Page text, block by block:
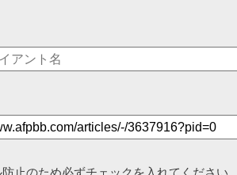
止のため必ずチェックを入れてください